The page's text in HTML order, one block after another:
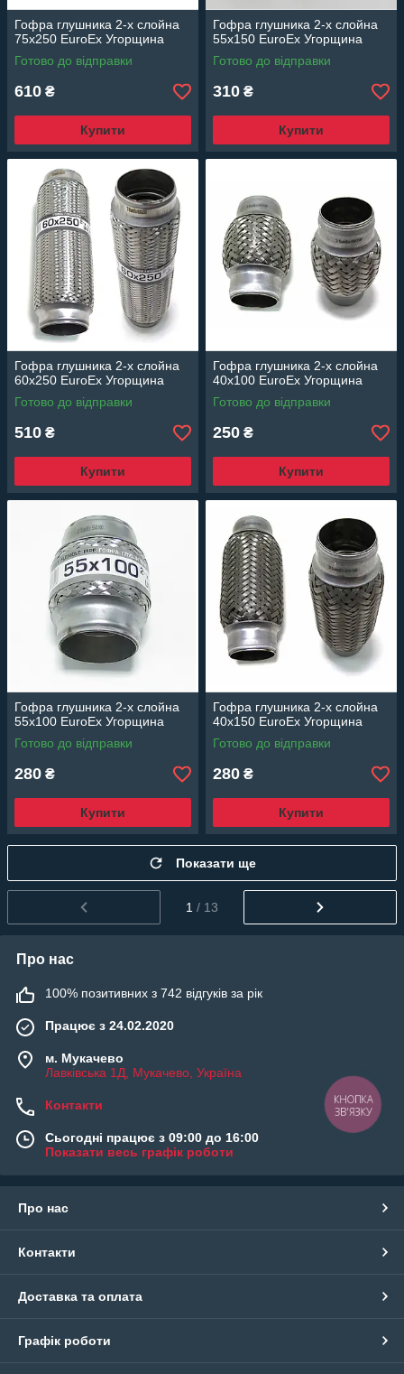
Гофра глушника 2-х слойна
75x250 EuroEx Угорщина
Готово до відправки
610 ₴
Купити
Гофра глушника 2-х слойна
55x150 EuroEx Угорщина
Готово до відправки
310 ₴
Купити
Гофра глушника 2-х слойна
60x250 EuroEx Угорщина
Готово до відправки
510 ₴
Купити
Гофра глушника 2-х слойна
40x100 EuroEx Угорщина
Готово до відправки
250 ₴
Купити
Гофра глушника 2-х слойна
55x100 EuroEx Угорщина
Готово до відправки
280 ₴
Купити
Гофра глушника 2-х слойна
40x150 EuroEx Угорщина
Готово до відправки
280 ₴
Купити
Показати ще
1 / 13
Про нас
100% позитивних з 742 відгуків за рік
Працює з 24.02.2020
м. Мукачево
Лавківська 1Д, Мукачево, Україна
Контакти
Сьогодні працює з 09:00 до 16:00
Показати весь графік роботи
Про нас
Контакти
Доставка та оплата
Графік роботи